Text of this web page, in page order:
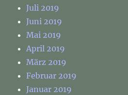
Juli 2019
Juni 2019
Mai 2019
April 2019
März 2019
Februar 2019
Januar 2019